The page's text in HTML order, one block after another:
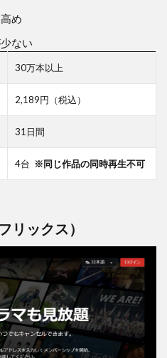
め
ない
30万本以上
2,189円（税込）
31日間
4台 ※同じ作品の同時再生不可
ックス）